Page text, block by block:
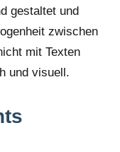
gestaltet und
zwischen
mit Texten
und visuell.